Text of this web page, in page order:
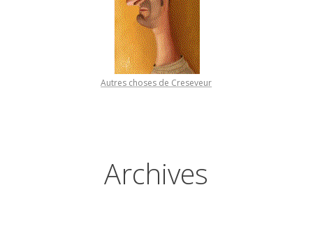
Autres choses de Creseveur
Archives